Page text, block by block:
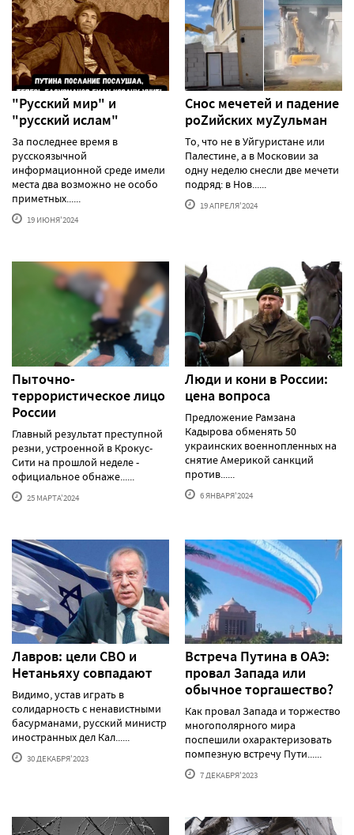
"Русский мир" и
"русский ислам"
За последнее время в
русскоязычной
информационной среде имели
места два возможно не особо
приметных......
19 ИЮНЯ'2024
Снос мечетей и падение
роZийских муZульман
То, что не в Уйгуристане или
Палестине, а в Московии за
одну неделю снесли две мечети
подряд: в Нов......
19 АПРЕЛЯ'2024
Пыточно-
террористическое лицо
России
Главный результат преступной
резни, устроенной в Крокус-
Сити на прошлой неделе -
официальное обнаже......
25 МАРТА'2024
Люди и кони в России:
цена вопроса
Предложение Рамзана
Кадырова обменять 50
украинских военнопленных на
снятие Америкой санкций
против......
6 ЯНВАРЯ'2024
Лавров: цели СВО и
Нетаньяху совпадают
Видимо, устав играть в
солидарность с ненавистными
басурманами, русский министр
иностранных дел Кал......
30 ДЕКАБРЯ'2023
Встреча Путина в ОАЭ:
провал Запада или
обычное торгашество?
Как провал Запада и торжество
многополярного мира
поспешили охарактеризовать
помпезную встречу Пути......
7 ДЕКАБРЯ'2023